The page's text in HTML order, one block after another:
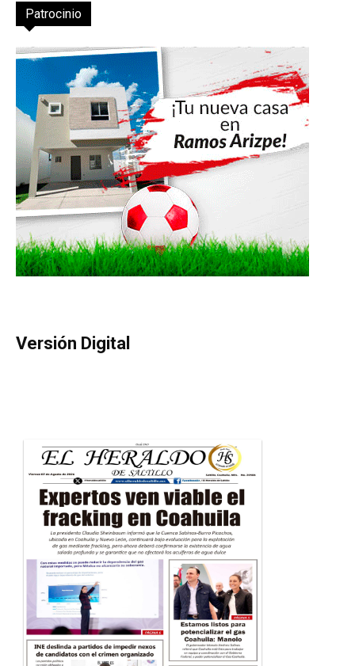
Patrocinio
Versión Digital